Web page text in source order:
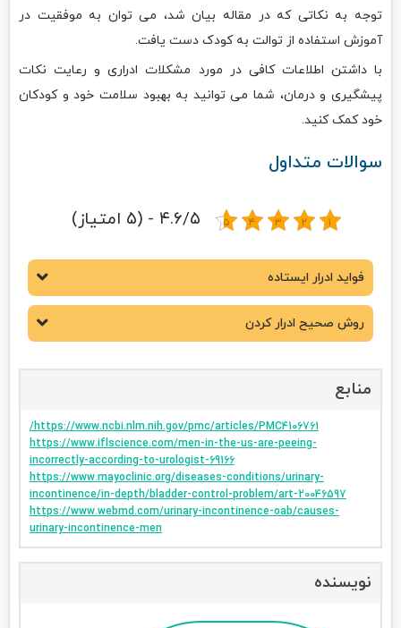
توجه به نکاتی که در مقاله بیان شد، می توان به موفقیت در
آموزش استفاده از توالت به کودک دست یافت.
با داشتن اطلاعات کافی در مورد مشکلات ادراری و رعایت نکات
پیشگیری و درمان، شما می توانید به بهبود سلامت خود و کودکان
خود کمک کنید.
سوالات متداول
۴.۶/۵ - (۵ امتیاز)
فواید ادرار ایستاده
روش صحیح ادرار کردن
منابع
https://www.ncbi.nlm.nih.gov/pmc/articles/PMC4106761/
https://www.iflscience.com/men-in-the-us-are-peeing-
incorrectly-according-to-urologist-69166
https://www.mayoclinic.org/diseases-conditions/urinary-
incontinence/in-depth/bladder-control-problem/art-20046597
https://www.webmd.com/urinary-incontinence-oab/causes-
urinary-incontinence-men
نویسنده